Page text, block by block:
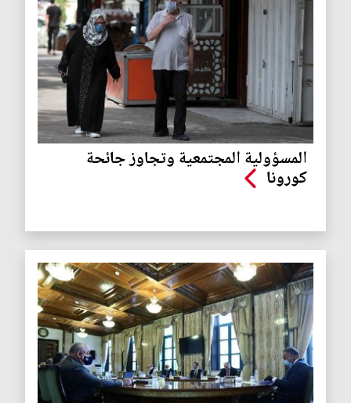
المسؤولية المجتمعية وتجاوز جائحة
كورونا